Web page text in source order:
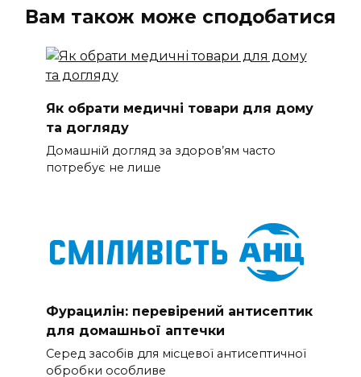
Вам також може сподобатися
Як обрати медичні товари для дому
та догляду
Домашній догляд за здоров’ям часто
потребує не лише
Фурацилін: перевірений антисептик
для домашньої аптечки
Серед засобів для місцевої антисептичної
обробки особливе